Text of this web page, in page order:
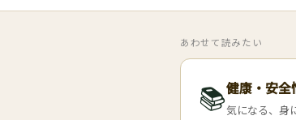
あわせて読みたい
📚健康・安全
気になる、身